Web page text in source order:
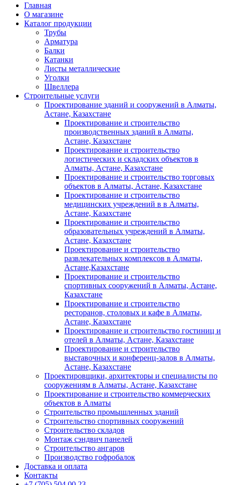
Главная
О магазине
Каталог продукции
Трубы
Арматура
Балки
Катанки
Листы металлические
Уголки
Швеллера
Строительные услуги
Проектирование зданий и сооружений в Алматы,
Астане, Казахстане
Проектирование и строительство
производственных зданий в Алматы,
Астане, Казахстане
Проектирование и строительство
логистических и складских объектов в
Алматы, Астане, Казахстане
Проектирование и строительство торговых
объектов в Алматы, Астане, Казахстане
Проектирование и строительство
медицинских учреждений в в Алматы,
Астане, Казахстане
Проектирование и строительство
образовательных учреждений в Алматы,
Астане, Казахстане
Проектирование и строительство
развлекательных комплексов в Алматы,
Астане,Казахстане
Проектирование и строительство
спортивных сооружений в Алматы, Астане,
Казахстане
Проектирование и строительство
ресторанов, столовых и кафе в Алматы,
Астане, Казахстане
Проектирование и строительство гостиниц и
отелей в Алматы, Астане, Казахстане
Проектирование и строительство
выставочных и конференц-залов в Алматы,
Астане, Казахстане
Проектировщики, архитекторы и специалисты по
сооружениям в Алматы, Астане, Казахстане
Проектирование и строительство коммерческих
объектов в Алматы
Строительство промышленных зданий
Строительство спортивных сооружений
Строительство складов
Монтаж сэндвич панелей
Строительство ангаров
Производство гофробалок
Доставка и оплата
Контакты